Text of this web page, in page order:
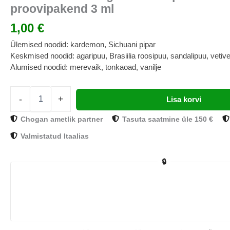
proovipakend 3 ml
1,00 €
Ülemised noodid: kardemon, Sichuani pipar
Keskmised noodid: agaripuu, Brasiilia roosipuu, sandalipuu,
Alumised noodid: merevaik, tonkaoad, vanilje
- + Lisa korvi
Chogan ametlik partner Tasuta saatmine üle 150 €
Valmistatud Itaalias
🔒